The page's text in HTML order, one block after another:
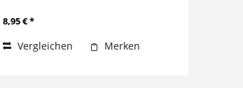
DIN A1, plano/gerollt
8,95 € *
Vergleichen Merken